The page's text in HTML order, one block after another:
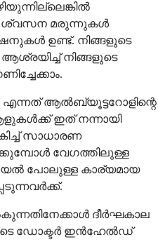
ശ്വസന മരുന്നുകൾ
ഉണ്ട്. നിങ്ങളുടെ
നിങ്ങളുടെ
എന്നത് ആൽബ്യൂട്ടറോളിന്റെ
ഇത് നന്നായി
സാധാരണ
വേഗത്തിലുള്ള
പോലുള്ള കാര്യമായ
ദീർഘകാല
ഡോക്ടർ ഇൻഹേൽഡ്